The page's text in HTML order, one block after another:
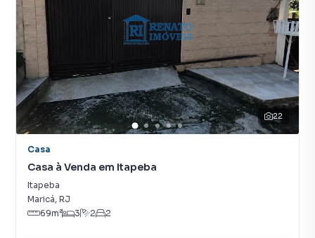
22
Casa
Casa à Venda em Itapeba
Itapeba
Maricá, RJ
69m² 3 2 2